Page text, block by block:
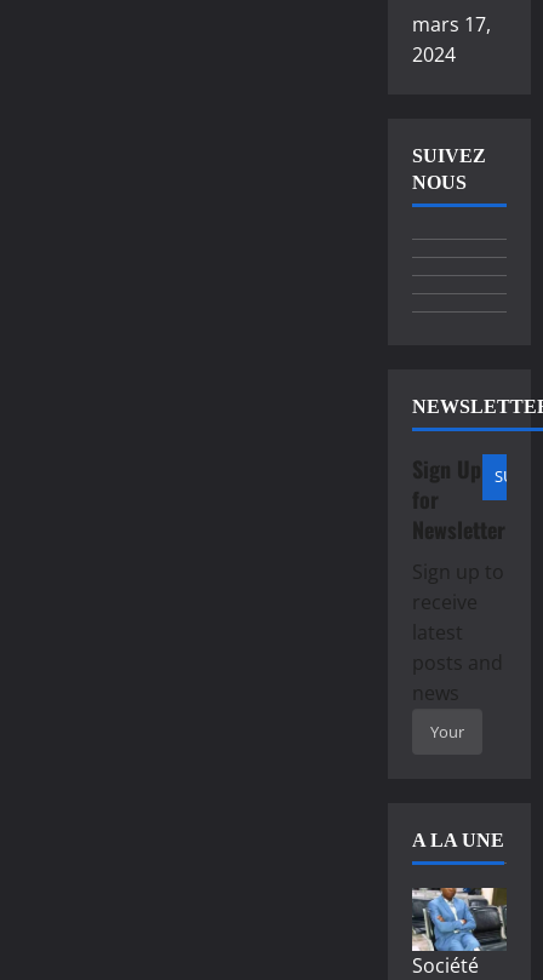
mars 17,
2024
SUIVEZ
NOUS
Sign Up
for
Newsletter
Sign up to
receive
latest
posts and
news
A LA UNE
Société